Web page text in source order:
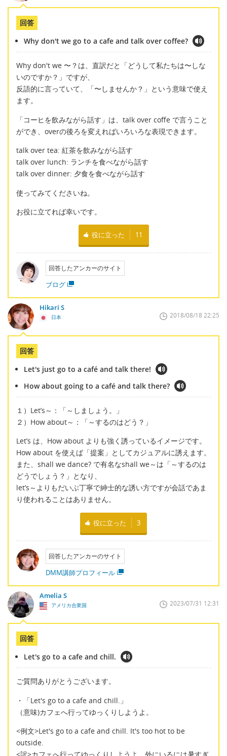
回答
Why don't we go to a cafe and talk over coffee?
Why don't we 〜？は、直訳だと「どうして私たちは〜しな
いのですか？」ですが、
反語的に言っていて、「〜しませんか？」という意味で使え
ます。
「コーヒを飲みながら話す」は、talk over coffe で言うこと
ができ、overの後ろを変えればいろいろな表現できます。
talk over tea: 紅茶を飲みながら話す
talk over lunch: ランチを食べながら話す
talk over dinner: 夕食を食べながら話す
使ってみてくださいね。
お役に立てれば幸いです。
役に立った 11
回答したアンカーのサイト
ブログ
Hikari S
日本 2018/08/18 22:25
回答
Let's just go to a café and talk there!
How about going to a café and talk there?
１）Let’s～：「～しましょう。」
２）How about～：「～するのはどう？」
Let’s は、How about よりも強く誘っているイメージです。
How about を使えば「提案」としてカジュアルに誘えます。
また、shall we dance? で有名なshall we～は「～するのは
どうでしょう？」となり、
let’s～よりもだいぶ丁寧で紳士的な誘い方ですが会話であま
り使われることはありません。
役に立った 3
回答したアンカーのサイト
DMM講師プロフィール
Amelia S
アメリカ合衆国 2023/07/31 12:31
回答
Let's go to a cafe and chill.
ご質問ありがとうございます。
・「Let's go to a cafe and chill.」
（意味)カフェへ行ってゆっくりしようよ。
<例文>Let's go to a cafe and chill. It's too hot to be
outside.